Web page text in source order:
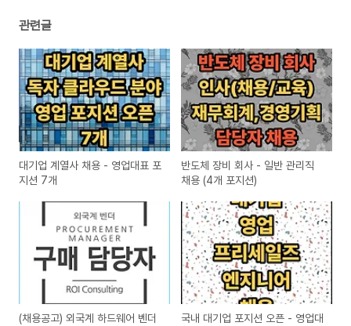
관련글
대기업 계열사 채용 - 영업대표 포
지션 7개
반도체 장비 회사 - 일반 관리직
채용 (4개 포지션)
(채용공고) 외국계 하드웨어 벤더
국내 대기업 포지션 오픈 - 영업대